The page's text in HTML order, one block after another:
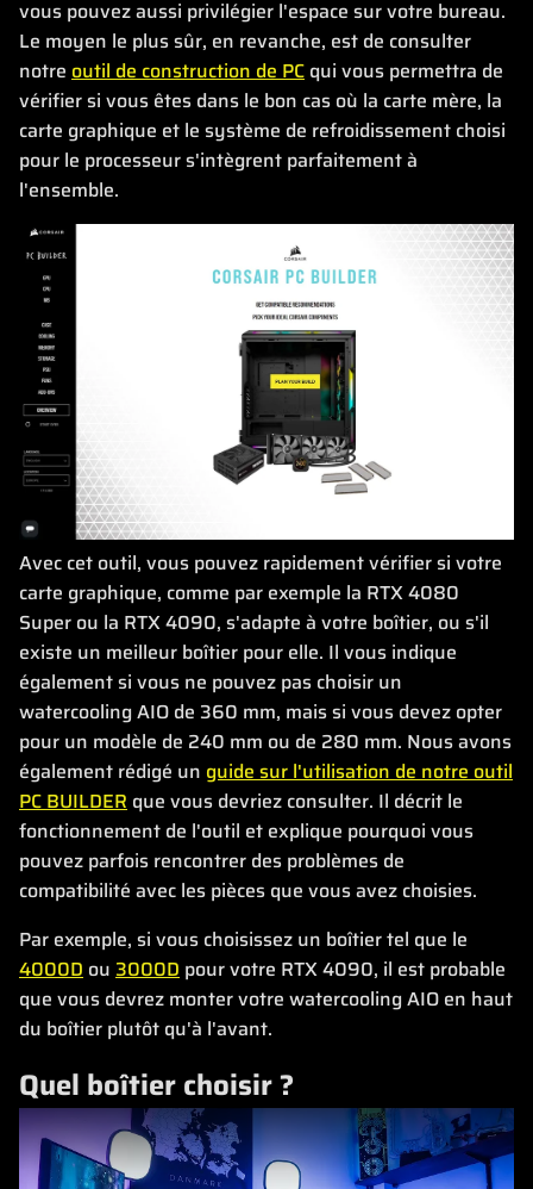
vous pouvez aussi privilégier l'espace sur votre bureau.
Le moyen le plus sûr, en revanche, est de consulter
notre outil de construction de PC qui vous permettra de
vérifier si vous êtes dans le bon cas où la carte mère, la
carte graphique et le système de refroidissement choisi
pour le processeur s'intègrent parfaitement à
l'ensemble.
Avec cet outil, vous pouvez rapidement vérifier si votre
carte graphique, comme par exemple la RTX 4080
Super ou la RTX 4090, s'adapte à votre boîtier, ou s'il
existe un meilleur boîtier pour elle. Il vous indique
également si vous ne pouvez pas choisir un
watercooling AIO de 360 mm, mais si vous devez opter
pour un modèle de 240 mm ou de 280 mm. Nous avons
également rédigé un guide sur l'utilisation de notre outil
PC BUILDER que vous devriez consulter. Il décrit le
fonctionnement de l'outil et explique pourquoi vous
pouvez parfois rencontrer des problèmes de
compatibilité avec les pièces que vous avez choisies.
Par exemple, si vous choisissez un boîtier tel que le
4000D ou 3000D pour votre RTX 4090, il est probable
que vous devrez monter votre watercooling AIO en haut
du boîtier plutôt qu'à l'avant.
Quel boîtier choisir ?